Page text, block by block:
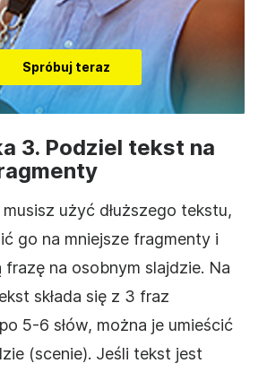
Spróbuj teraz
3. Podziel tekst na
użyć dłuższego tekstu,
go na mniejsze fragmenty i
frazę na osobnym slajdzie. Na
składa się z 3 fraz
5-6 słów, można je umieścić
(scenie). Jeśli tekst jest